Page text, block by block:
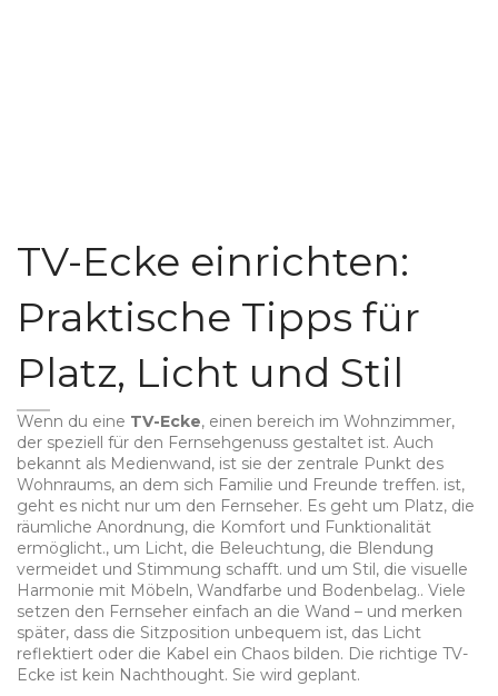
TV-Ecke einrichten:
Praktische Tipps für
Platz, Licht und Stil
Wenn du eine TV-Ecke, einen bereich im Wohnzimmer,
der speziell für den Fernsehgenuss gestaltet ist. Auch
bekannt als Medienwand, ist sie der zentrale Punkt des
Wohnraums, an dem sich Familie und Freunde treffen. ist,
geht es nicht nur um den Fernseher. Es geht um Platz, die
räumliche Anordnung, die Komfort und Funktionalität
ermöglicht., um Licht, die Beleuchtung, die Blendung
vermeidet und Stimmung schafft. und um Stil, die visuelle
Harmonie mit Möbeln, Wandfarbe und Bodenbelag.. Viele
setzen den Fernseher einfach an die Wand – und merken
später, dass die Sitzposition unbequem ist, das Licht
reflektiert oder die Kabel ein Chaos bilden. Die richtige TV-
Ecke ist kein Nachthought. Sie wird geplant.